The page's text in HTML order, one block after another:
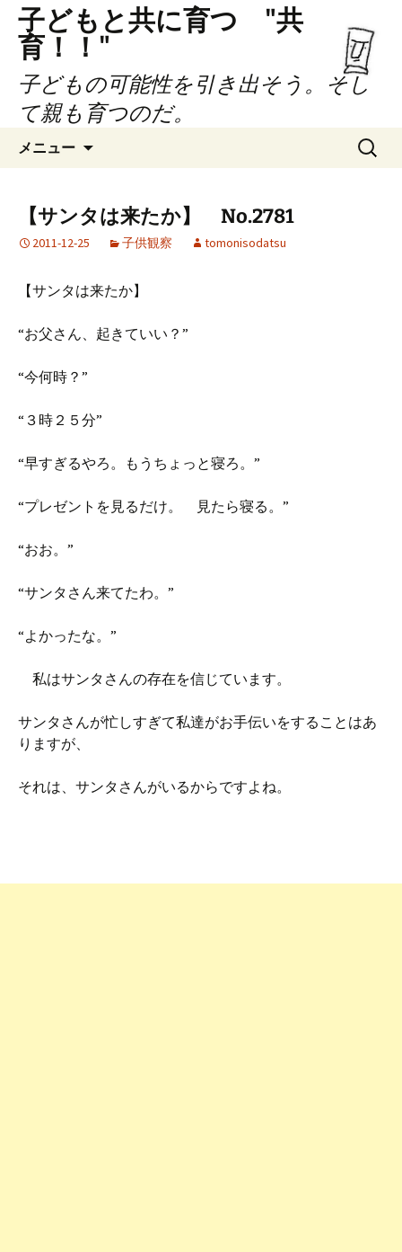
子どもと共に育つ "共
育！！"
子どもの可能性を引き出そう。そし
て親も育つのだ。
メニュー
ツ
キ
プ
検
索:
【サンタは来たか】 No.2781
2011-12-25 子供観察 tomonisodatsu
【サンタは来たか】
“お父さん、起きていい？”
“今何時？”
“３時２５分”
“早すぎるやろ。もうちょっと寝ろ。”
“プレゼントを見るだけ。 見たら寝る。”
“おお。”
“サンタさん来てたわ。”
“よかったな。”
私はサンタさんの存在を信じています。
サンタさんが忙しすぎて私達がお手伝いをすることはあ
りますが、
それは、サンタさんがいるからですよね。